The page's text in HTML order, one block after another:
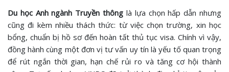
Du học Anh ngành Truyền thông là lựa chọn hấp dẫn nhưng
cũng đi kèm nhiều thách thức: từ việc chọn trường, xin học
bổng, chuẩn bị hồ sơ đến hoàn tất thủ tục visa. Chính vì vậy,
đồng hành cùng một đơn vị tư vấn uy tín là yếu tố quan trọng
để rút ngắn thời gian, hạn chế rủi ro và tăng cơ hội thành